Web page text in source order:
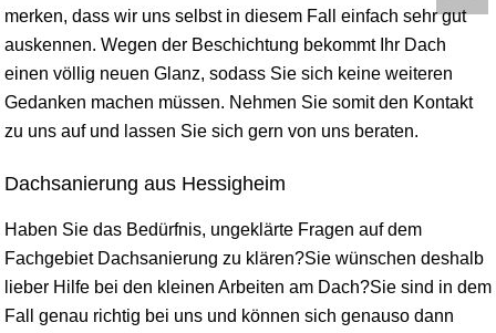
merken, dass wir uns selbst in diesem Fall einfach sehr gut
auskennen. Wegen der Beschichtung bekommt Ihr Dach
einen völlig neuen Glanz, sodass Sie sich keine weiteren
Gedanken machen müssen. Nehmen Sie somit den Kontakt
zu uns auf und lassen Sie sich gern von uns beraten.
Dachsanierung aus Hessigheim
Haben Sie das Bedürfnis, ungeklärte Fragen auf dem
Fachgebiet Dachsanierung zu klären?Sie wünschen deshalb
lieber Hilfe bei den kleinen Arbeiten am Dach?Sie sind in dem
Fall genau richtig bei uns und können sich genauso dann